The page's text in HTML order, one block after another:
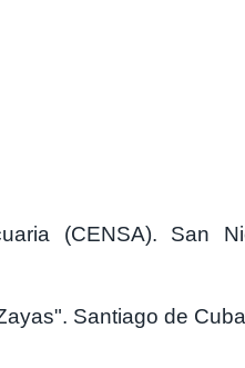
(CENSA). San
Santiago de